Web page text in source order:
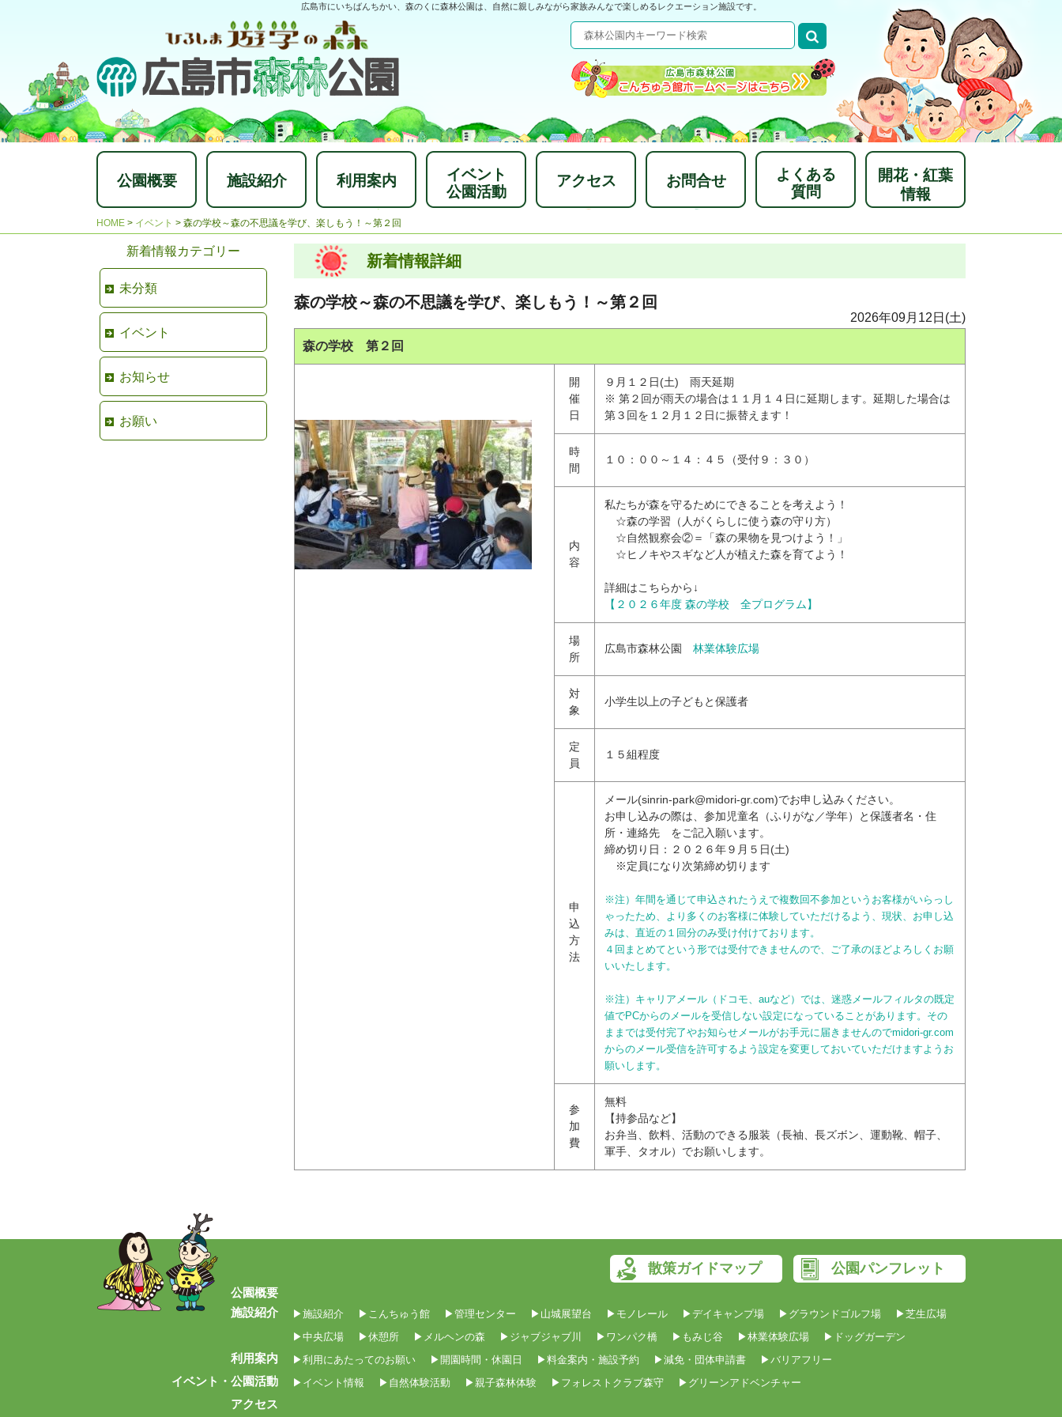
広島市にいちばんちかい、森のくに森林公園は、自然に親しみながら家族みんなで楽しめるレクエーション施設です。
公園概要 施設紹介 利用案内
イベント
公園活動
アクセス お問合せ
よくある
質問
開花・紅葉
情報
HOME > イベント > 森の学校～森の不思議を学び、楽しもう！～第２回
新着情報カテゴリー
未分類
イベント
お知らせ
お願い
新着情報詳細
森の学校～森の不思議を学び、楽しもう！～第２回
2026年09月12日(土)
森の学校 第２回
開
催
日
９月１２日(土) 雨天延期
※ 第２回が雨天の場合は１１月１４日に延期します。延期した場合は
第３回を１２月１２日に振替えます！
時
間
１０：００～１４：４５（受付９：３０）
内
容
私たちが森を守るためにできることを考えよう！
☆森の学習（人がくらしに使う森の守り方）
☆自然観察会②＝「森の果物を見つけよう！」
☆ヒノキやスギなど人が植えた森を育てよう！
詳細はこちらから↓
【２０２６年度 森の学校 全プログラム】
場
所
広島市森林公園 林業体験広場
対
象
小学生以上の子どもと保護者
定
員
１５組程度
申
込
方
法
メール(sinrin-park@midori-gr.com)でお申し込みください。
お申し込みの際は、参加児童名（ふりがな／学年）と保護者名・住
所・連絡先 をご記入願います。
締め切り日：２０２６年９月５日(土)
※定員になり次第締め切ります
※注）年間を通じて申込されたうえで複数回不参加というお客様がいらっし
ゃったため、より多くのお客様に体験していただけるよう、現状、お申し込
みは、直近の１回分のみ受け付けております。
４回まとめてという形では受付できませんので、ご了承のほどよろしくお願
いいたします。
※注）キャリアメール（ドコモ、auなど）では、迷惑メールフィルタの既定
値でPCからのメールを受信しない設定になっていることがあります。その
ままでは受付完了やお知らせメールがお手元に届きませんのでmidori-gr.com
からのメール受信を許可するよう設定を変更しておいていただけますようお
願いします。
参
加
費
無料
【持参品など】
お弁当、飲料、活動のできる服装（長袖、長ズボン、運動靴、帽子、
軍手、タオル）でお願いします。
散策ガイドマップ 公園パンフレット
公園概要
施設紹介
▶施設紹介 ▶こんちゅう館 ▶管理センター ▶山城展望台 ▶モノレール ▶デイキャンプ場 ▶グラウンドゴルフ場
▶芝生広場
▶中央広場
▶休憩所 ▶メルヘンの森 ▶ジャブジャブ川 ▶ワンパク橋 ▶もみじ谷 ▶林業体験広場 ▶ドッグガーデン
利用案内 ▶利用にあたってのお願い ▶開園時間・休園日 ▶料金案内・施設予約 ▶減免・団体申請書 ▶バリアフリー
イベント・公園活動 ▶イベント情報 ▶自然体験活動 ▶親子森林体験 ▶フォレストクラブ森守 ▶グリーンアドベンチャー
アクセス